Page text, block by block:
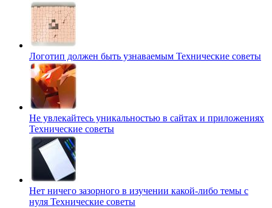
Логотип должен быть узнаваемым Технические советы
Не увлекайтесь уникальностью в сайтах и приложениях
Технические советы
Нет ничего зазорного в изучении какой-либо темы с
нуля Технические советы